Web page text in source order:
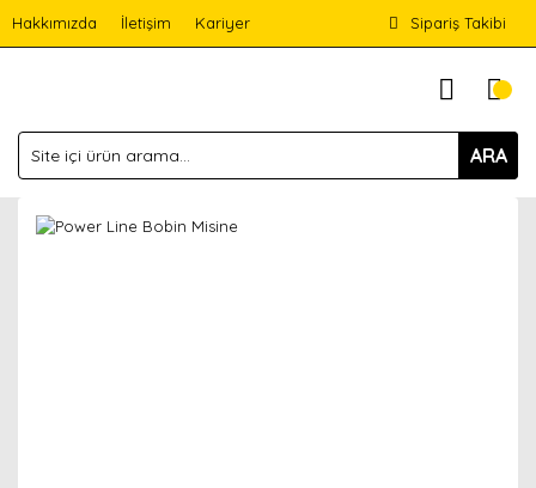
Hakkımızda İletişim Kariyer Sipariş Takibi
ARA